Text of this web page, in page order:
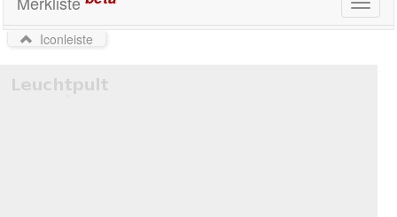
Toggle
Iconleiste